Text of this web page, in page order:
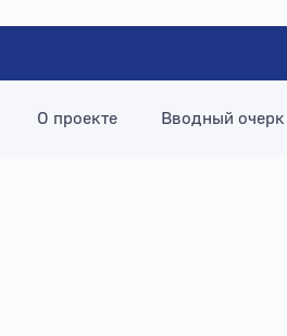
О проекте Вводный очерк